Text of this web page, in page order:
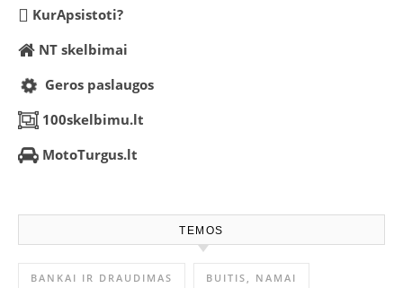
KurApsistoti?
NT skelbimai
Geros paslaugos
100skelbimu.lt
MotoTurgus.lt
TEMOS
BANKAI IR DRAUDIMAS BUITIS, NAMAI